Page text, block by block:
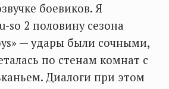
боевиков. Я
so 2 половину сезона
— удары были сочными,
по стенам комнат с
Диалоги при этом